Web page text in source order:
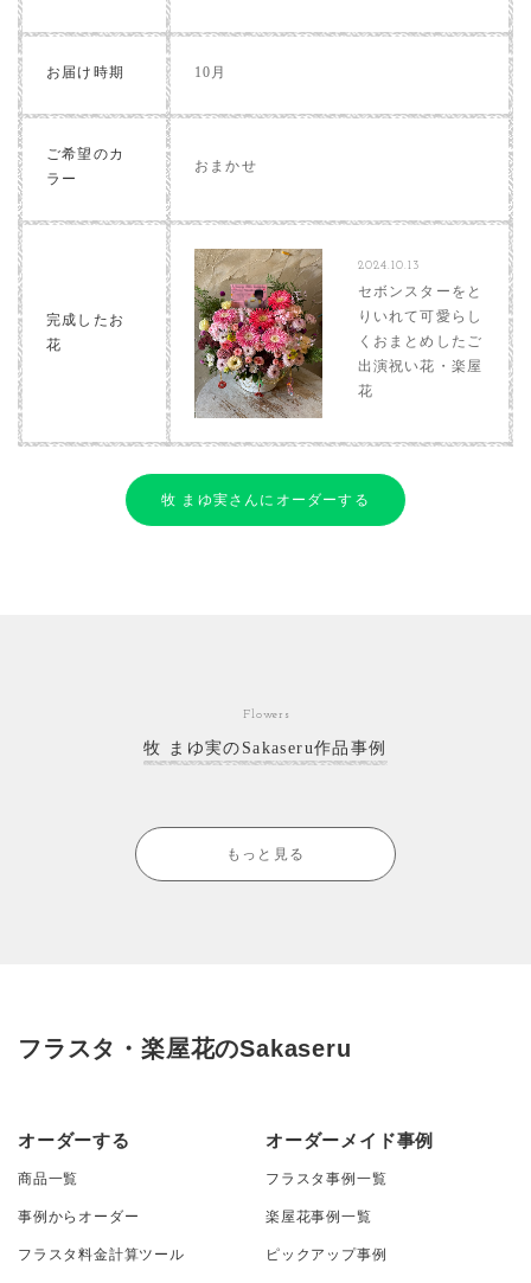
お届け時期 10月
ご希望のカ
ラー
おまかせ
完成したお
花
2024.10.13
セボンスターをと
りいれて可愛らし
くおまとめしたご
出演祝い花・楽屋
花
牧 まゆ実さんにオーダーする
Flowers
牧 まゆ実のSakaseru作品事例
もっと見る
フラスタ・楽屋花のSakaseru
オーダーする
商品一覧
事例からオーダー
フラスタ料金計算ツール
オーダーメイド事例
フラスタ事例一覧
楽屋花事例一覧
ピックアップ事例